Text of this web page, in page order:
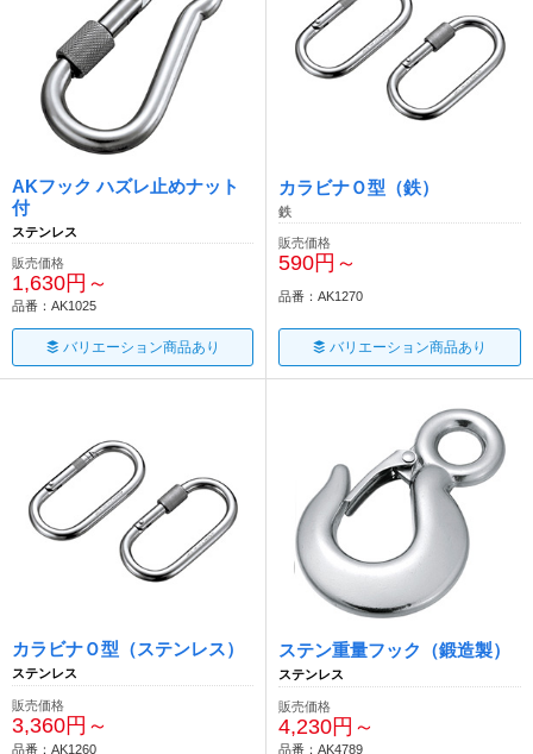
AKフック ハズレ止めナット
付
ステンレス
販売価格
1,630円～
品番：AK1025
バリエーション商品あり
カラビナＯ型（鉄）
鉄
販売価格
590円～
品番：AK1270
バリエーション商品あり
カラビナＯ型（ステンレス）
ステンレス
販売価格
3,360円～
品番：AK1260
ステン重量フック（鍛造製）
ステンレス
販売価格
4,230円～
品番：AK4789